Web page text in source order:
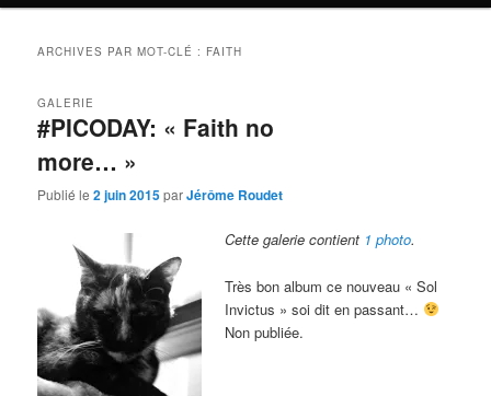
ARCHIVES PAR MOT-CLÉ : FAITH
#PICODAY: « Faith no
more… »
GALERIE
Publié le2 juin 2015parJérôme Roudet
Cette galerie contient 1 photo.
Très bon album ce nouveau « Sol
Invictus » soi dit en passant…
Non publiée.